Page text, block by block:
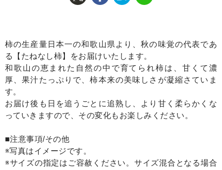
柿の生産量日本一の和歌山県より、秋の味覚の代表であ
る【たねなし柿】をお届けいたします。
和歌山の恵まれた自然の中で育てられ柿は、甘くて濃
厚、果汁たっぷりで、柿本来の美味しさが凝縮さていま
す。
お届け後も日を追うごとに追熟し、より甘く柔らかくな
っていきますので、その変化もお楽しみください。
■注意事項/その他
※写真はイメージです。
※サイズの指定はご容赦ください。サイズ混合となる場合